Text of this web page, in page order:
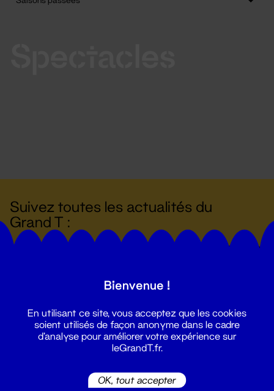
Suivez toutes les actualités du
Grand T :
Bienvenue !
En utilisant ce site, vous acceptez que les cookies
soient utilisés de façon anonyme dans le cadre
d'analyse pour améliorer votre expérience sur
leGrandT.fr.
OK, tout accepter